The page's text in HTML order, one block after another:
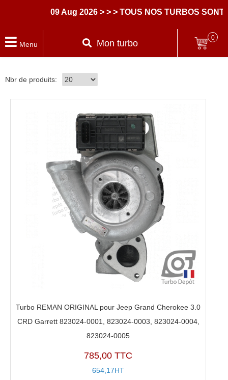
09 Aug 2026 > > > TOUS NOS TURBOS SONT
Menu Mon turbo
0
Nbr de produits:
Turbo REMAN ORIGINAL pour Jeep Grand Cherokee 3.0
CRD Garrett 823024-0001, 823024-0003, 823024-0004,
823024-0005
785,00 TTC
654,17HT